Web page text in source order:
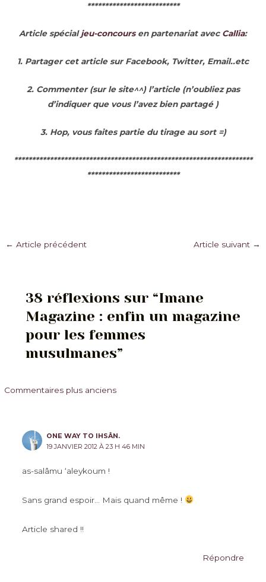
**************************
Article spécialjeu-concoursen partenariat avec Callia:
1. Partager cet article sur Facebook, Twitter, Email..etc
2. Commenter (sur le site^^) l’article (n’oubliez pas
d’indiquer que vous l’avez bien partagé )
3. Hop, vous faites partie du tirage au sort =)
*******************************************************************
**************************
Navigation
← Article précédent Article suivant →
38 réflexions sur “Imane
Magazine : enfin un magazine
pour les femmes
musulmanes”
Commentaires
récents
Commentaires plus anciens
ONE WAY TO IHSÂN.
19 JANVIER 2012 À 23 H 46 MIN
as-salâmu ‘aleykoum !
Sans grand espoir… Mais quand même !
Article shared !!
Répondre